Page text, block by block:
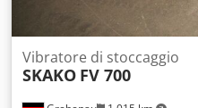
Vibratore di stoccaggio
SKAKO FV 700